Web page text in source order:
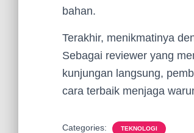
bahan.
Terakhir, menikmatinya
Sebagai reviewer yang
kunjungan langsung,
cara terbaik menjaga
Categories: TEKNOLOGI